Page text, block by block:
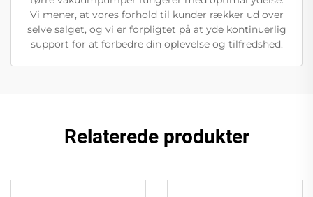
Vi mener, at vores forhold til kunder rækker ud over
selve salget, og vi er forpligtet på at yde kontinuerlig
support for at forbedre din oplevelse og tilfredshed.
Relaterede produkter